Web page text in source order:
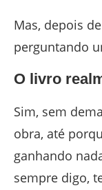
Mas, depois
perguntando
O livro
Sim, sem
obra, até
ganhando
sempre digo,